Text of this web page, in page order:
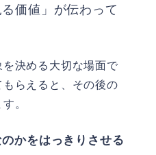
価値」が伝わって
決める大切な場面で
らえると、その後の
。
かをはっきりさせる